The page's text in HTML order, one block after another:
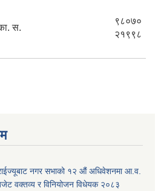
स.
९८०७०
२१९९८
नगर सभाको १२ ‍औं अधिवेशनमा आ.व.
वक्तव्य र विनियोजन विधेयक २०८३